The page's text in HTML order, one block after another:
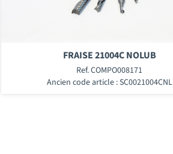
FRAISE 21004C NOLUB
Ref. COMPO008171
Ancien code article : SC0021004CNL